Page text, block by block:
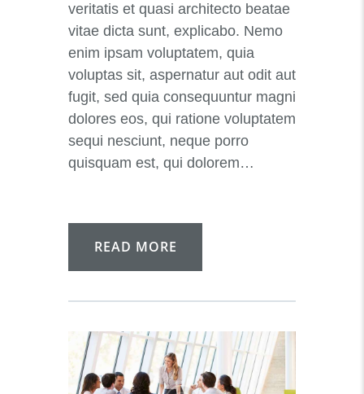
veritatis et quasi architecto beatae
vitae dicta sunt, explicabo. Nemo
enim ipsam voluptatem, quia
voluptas sit, aspernatur aut odit aut
fugit, sed quia consequuntur magni
dolores eos, qui ratione voluptatem
sequi nesciunt, neque porro
quisquam est, qui dolorem…
READ MORE